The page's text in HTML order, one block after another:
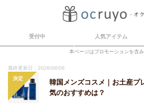
受付中 人気アイテム
本ページはプロモーションを含
最終更新日：2026/08/06
決定
韓国メンズコスメ｜お土産プ
気のおすすめは？